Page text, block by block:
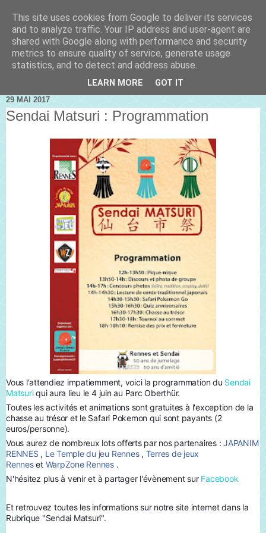
29 MAI 2017
Sendai Matsuri : Programmation
Vous l'attendiez impatiemment, voici la programmation du Sendai
Matsuriqui aura lieu le 4 juin au Parc Oberthür.
Toutes les activités et animations sont gratuites à l'exception de la
chasse au trésor et le Safari Pokemon qui sont payants (2
euros/personne).
Vous aurez de nombreux lots offerts par nos partenaires :JAPANIM
RENNES , Le Temple du jeu Rennes, Terres de jeux
Renneset WarpZone Rennes .
N'hésitez plus à venir et à partager l'évènement sur Facebook
Et retrouvez toutes les informations sur notre site internet dans la
Rubrique "Sendai Matsuri".
This site uses cookies from Google to deliver its services
and to analyze traffic. Your IP address and user-agent are
shared with Google along with performance and security
metrics to ensure quality of service, generate usage
statistics, and to detect and address abuse.
LEARN MORE GOT IT